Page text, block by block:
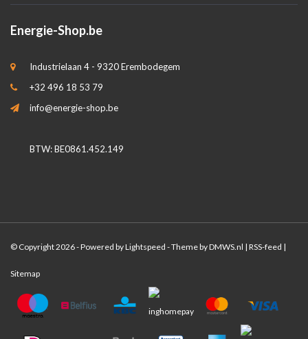
Energie-Shop.be
Industrielaan 4 - 9320 Erembodegem
+32 496 18 53 79
info@energie-shop.be
BTW: BE0861.452.149
© Copyright 2026 - Powered byLightspeed - Theme byDMWS.nl | RSS-feed |
Sitemap